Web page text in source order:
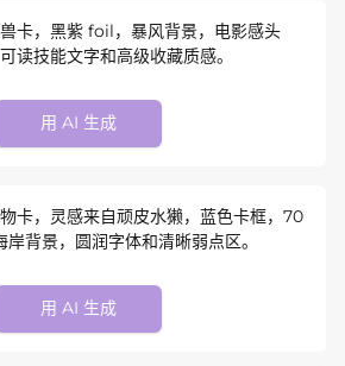
卡，黑紫 foil，暴风背景，电影感头
读技能文字和高级收藏质感。
用 AI 生成
卡，灵感来自顽皮水獭，蓝色卡框，70
背景，圆润字体和清晰弱点区。
用 AI 生成